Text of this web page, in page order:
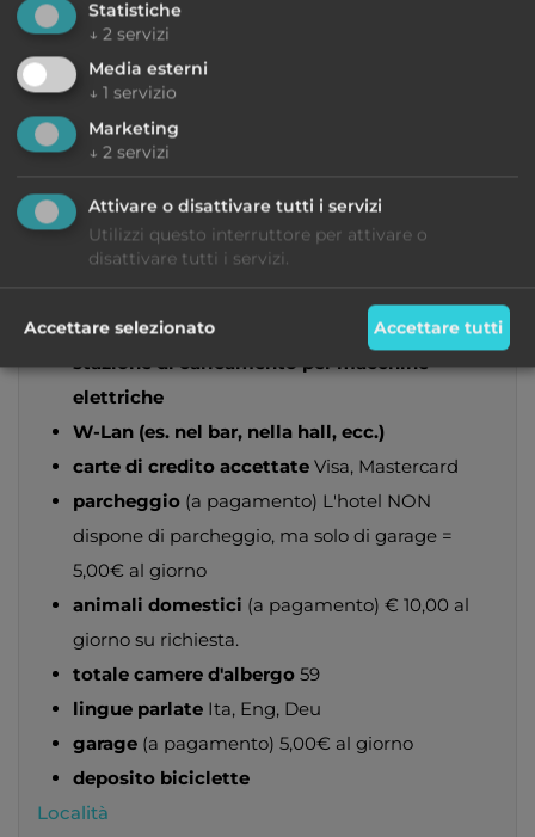
aeroporto più vicino
fermata dell'autobus più vicina
all'hotel
Estate
spiaggia
Gastronomia
Generale
stazione di caricamento per macchine
elettriche
W-Lan (es. nel bar, nella hall, ecc.)
carte di credito accettate Visa, Mastercard
parcheggio (a pagamento) L'hotel NON
dispone di parcheggio, ma solo di garage =
5,00€ al giorno
animali domestici (a pagamento) € 10,00 al
giorno su richiesta.
totale camere d'albergo 59
lingue parlate Ita, Eng, Deu
garage (a pagamento) 5,00€ al giorno
deposito biciclette
Località
Statistiche
↓ 2 servizi
Media esterni
↓ 1 servizio
Marketing
↓ 2 servizi
Attivare o disattivare tutti i servizi
Utilizzi questo interruttore per attivare o
disattivare tutti i servizi.
Accettare selezionato Accettare tutti